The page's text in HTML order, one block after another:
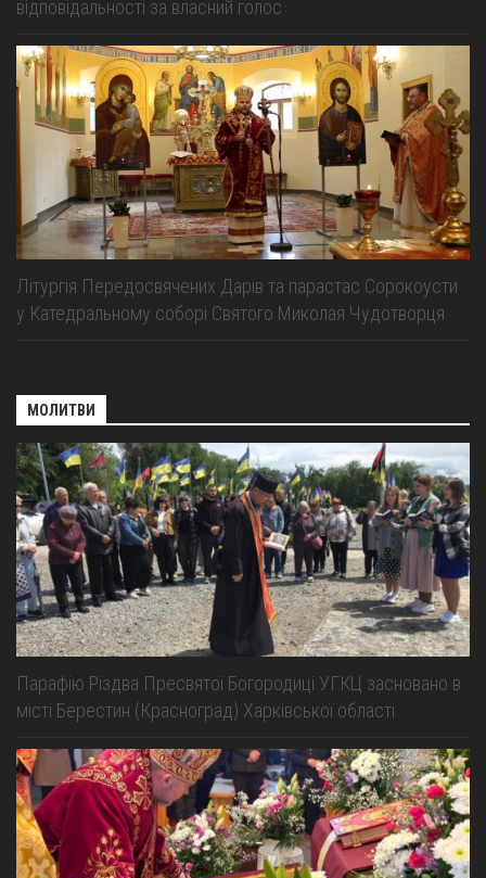
відповідальності за власний голос
Літургія Передосвячених Дарів та парастас Сорокоусти
у Катедральному соборі Святого Миколая Чудотворця
МОЛИТВИ
Парафію Різдва Пресвятої Богородиці УГКЦ засновано в
місті Берестин (Красноград) Харківської області